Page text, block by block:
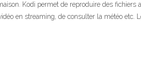
Kodi permet de reproduire des fichiers
en streaming, de consulter la météo etc.